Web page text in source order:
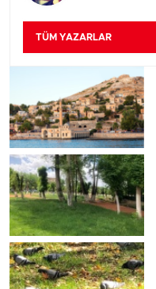
TÜM YAZARLAR